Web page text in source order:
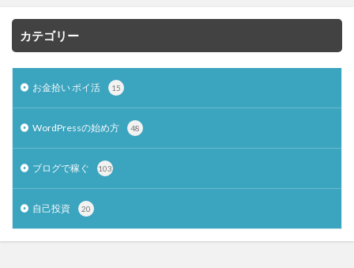
カテゴリー
お金拾い ポイ活 15
WordPressの始め方 48
ブログで稼ぐ 103
自己投資 20